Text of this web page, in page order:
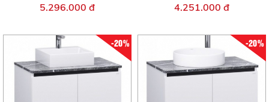
5.296.000 đ 4.251.000 đ
-20% -20%